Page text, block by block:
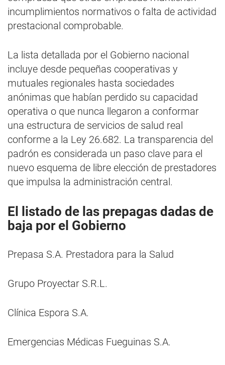
incumplimientos normativos o falta de actividad
prestacional comprobable.
La lista detallada por el Gobierno nacional
incluye desde pequeñas cooperativas y
mutuales regionales hasta sociedades
anónimas que habían perdido su capacidad
operativa o que nunca llegaron a conformar
una estructura de servicios de salud real
conforme a la Ley 26.682. La transparencia del
padrón es considerada un paso clave para el
nuevo esquema de libre elección de prestadores
que impulsa la administración central.
El listado de las prepagas dadas de
baja por el Gobierno
Prepasa S.A. Prestadora para la Salud
Grupo Proyectar S.R.L.
Clínica Espora S.A.
Emergencias Médicas Fueguinas S.A.